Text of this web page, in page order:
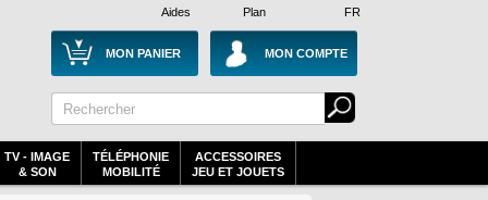
Plan
Aides FR
MON PANIER MON COMPTE
TV - IMAGE
& SON
TÉLÉPHONIE
MOBILITÉ
ACCESSOIRES
JEU ET JOUETS